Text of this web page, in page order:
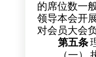
的席位数一
领导本会开
对会员大会负
第五条